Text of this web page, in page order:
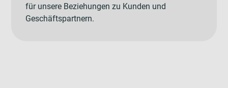
für unsere Beziehungen zu Kunden und
Geschäftspartnern.